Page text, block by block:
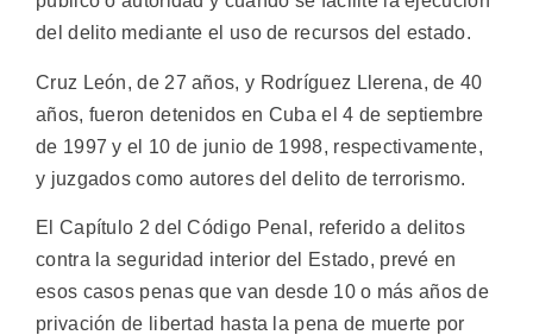
del delito mediante el uso de recursos del estado.
Cruz León, de 27 años, y Rodríguez Llerena, de 40
años, fueron detenidos en Cuba el 4 de septiembre
de 1997 y el 10 de junio de 1998, respectivamente,
y juzgados como autores del delito de terrorismo.
El Capítulo 2 del Código Penal, referido a delitos
contra la seguridad interior del Estado, prevé en
esos casos penas que van desde 10 o más años de
privación de libertad hasta la pena de muerte por